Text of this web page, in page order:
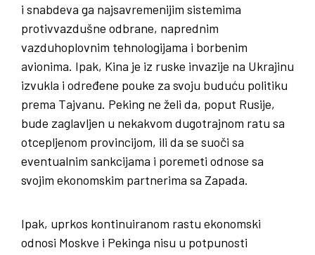
i snabdeva ga najsavremenijim sistemima
protivvazdušne odbrane, naprednim
vazduhoplovnim tehnologijama i borbenim
avionima. Ipak, Kina je iz ruske invazije na Ukrajinu
izvukla i određene pouke za svoju buduću politiku
prema Tajvanu. Peking ne želi da, poput Rusije,
bude zaglavljen u nekakvom dugotrajnom ratu sa
otcepljenom provincijom, ili da se suoči sa
eventualnim sankcijama i poremeti odnose sa
svojim ekonomskim partnerima sa Zapada.
Ipak, uprkos kontinuiranom rastu ekonomski
odnosi Moskve i Pekinga nisu u potpunosti